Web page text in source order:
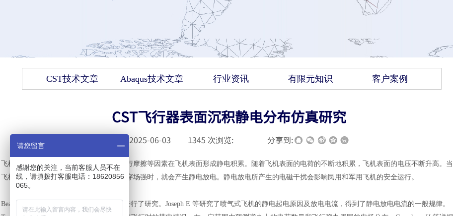
CST技术文章 Abaqus技术文章 行业资讯 有限元知识 客户案例
CST飞行器表面沉积静电分布仿真研究
发布时间 :2025-06-03 1345 次浏览: 分享到:
飞机在高空中飞行时，会因与空间粒子进行摩擦等因素在飞机表面形成静电积累。随着飞机表面的电荷的不断地积累，飞机表面的电压不断升高。当
飞机表面积累电荷所产生电场高于空气击穿场强时，就会产生静电放电。静电放电所产生的电磁干扰会影响民用和军用飞机的安全运行。
Beach R 对飞机飞行中表面电荷积累原理进行了研究。Joseph E 等研究了喷气式飞机的静电起电原因及放电电流，得到了静电放电电流的一般规律。
请您留言
感谢您的关注，当前客服人员不在
线，请填拨打客服电话：18620856
065。